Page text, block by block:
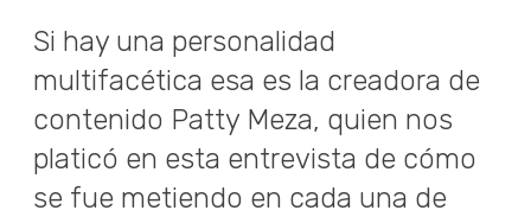
Si hay una personalidad
multifacética esa es la creadora de
contenido Patty Meza, quien nos
platicó en esta entrevista de cómo
se fue metiendo en cada una de